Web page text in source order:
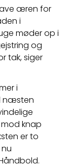
æren for
i
møder op i
og
tak, siger
i
næsten
knap
er to